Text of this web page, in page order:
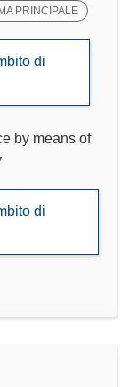
PRINCIPALE
di
by means of
di